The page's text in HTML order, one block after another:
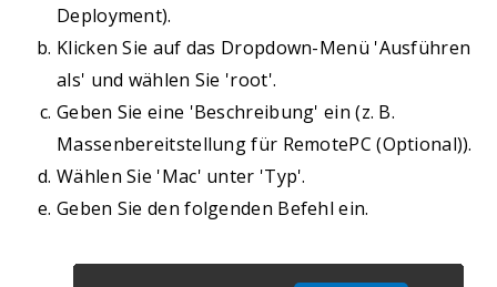
Deployment).
Klicken Sie auf das Dropdown-Menü 'Ausführen
als' und wählen Sie 'root'.
Geben Sie eine 'Beschreibung' ein (z. B.
Massenbereitstellung für RemotePC (Optional)).
Wählen Sie 'Mac' unter 'Typ'.
Geben Sie den folgenden Befehl ein.